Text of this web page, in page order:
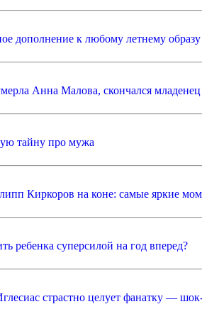
дополнение к любому летнему образу
Анна Малова, скончался младенец
тайну про мужа
Киркоров на коне: самые яркие
ребенка суперсилой на год вперед?
страстно целует фанатку —